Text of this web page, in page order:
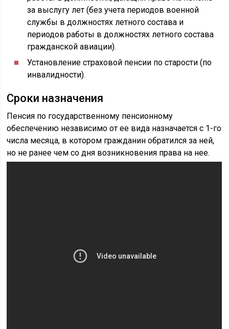
за выслугу лет (без учета периодов военной
службы в должностях летного состава и
периодов работы в должностях летного состава
гражданской авиации).
Установление страховой пенсии по старости (по
инвалидности).
Сроки назначения
Пенсия по государственному пенсионному
обеспечению независимо от ее вида назначается с 1-го
числа месяца, в котором гражданин обратился за ней,
но не ранее чем со дня возникновения права на нее.